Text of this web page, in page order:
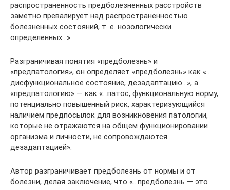
распространенность предболезненных расстройств
заметно превалирует над распространенностью
болезненных состояний, т. е. нозологически
определенных…».
Разграничивая понятия «предболезнь» и
«предпатология», он определяет «предболезнь» как «…
дисфункциональное состояние, дезадаптацию…», а
«предпатологию» — как «…патос, функциональную норму,
потенциально повышенный риск, характеризующийся
наличием предпосылок для возникновения патологии,
которые не отражаются на общем функционировании
организма и личности, не сопровождаются
дезадаптацией».
Автор разграничивает предболезнь от нормы и от
болезни, делая заключение, что «…предболезнь — это